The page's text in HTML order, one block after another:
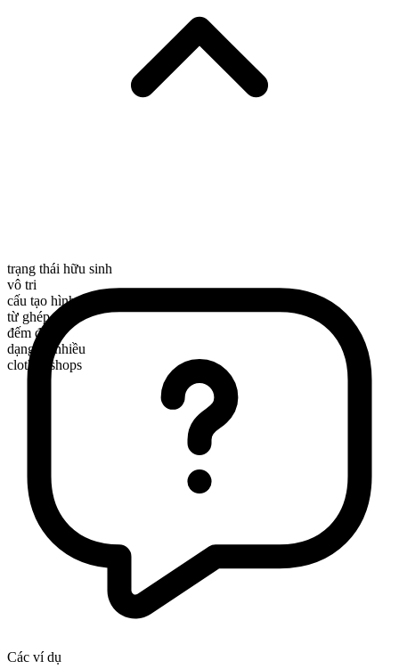
trạng thái hữu sinh
vô tri
cấu tạo hình thái
từ ghép
đếm được
dạng số nhiều
clothes shops
Các ví dụ